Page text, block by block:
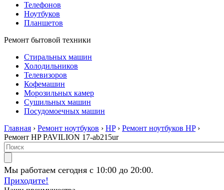
Телефонов
Ноутбуков
Планшетов
Ремонт бытовой техники
Стиральных машин
Холодильников
Телевизоров
Кофемашин
Морозильных камер
Сушильных машин
Посудомоечных машин
Главная › Ремонт ноутбуков › HP› Ремонт ноутбуков HP›
Ремонт HP PAVILION 17-ab215ur
Мы работаем сегодня с 10:00 до 20:00.
Приходите!